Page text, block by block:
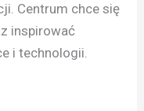
Centrum chce się
inspirować
i technologii.